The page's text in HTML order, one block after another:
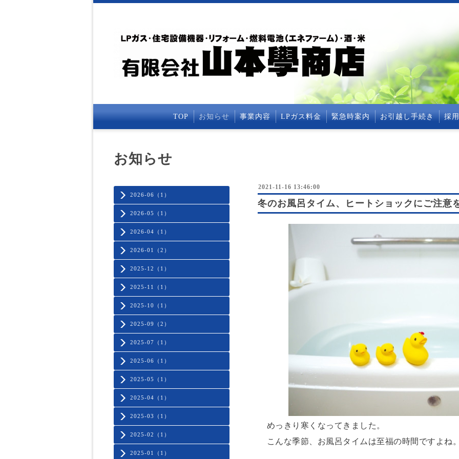
TOP お知らせ 事業内容 LPガス料金 緊急時案内 お引越し手続き 採
2026-06（1）
2026-05（1）
2026-04（1）
2026-01（2）
2025-12（1）
2025-11（1）
2025-10（1）
2025-09（2）
2025-07（1）
2025-06（1）
2025-05（1）
2025-04（1）
2025-03（1）
2025-02（1）
2025-01（1）
お知らせ
2021-11-16 13:46:00
冬のお風呂タイム、ヒートショックにご注意
めっきり寒くなってきました。
こんな季節、お風呂タイムは至福の時間ですよね